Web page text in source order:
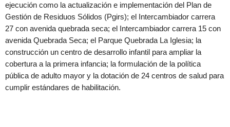
ejecución como la actualización e implementación del Plan de
Gestión de Residuos Sólidos (Pgirs); el Intercambiador carrera
27 con avenida quebrada seca; el Intercambiador carrera 15 con
avenida Quebrada Seca; el Parque Quebrada La Iglesia; la
construcción un centro de desarrollo infantil para ampliar la
cobertura a la primera infancia; la formulación de la política
pública de adulto mayor y la dotación de 24 centros de salud para
cumplir estándares de habilitación.